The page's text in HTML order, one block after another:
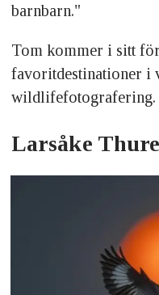
barnbarn."
Tom kommer i sitt
favoritdestinationer i
wildlifefotografering.
Larsåke